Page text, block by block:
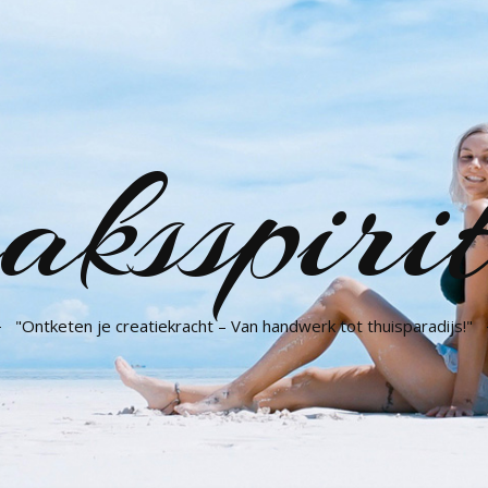
"Ontketen je creatiekracht – Van handwerk tot thuisparadijs!"